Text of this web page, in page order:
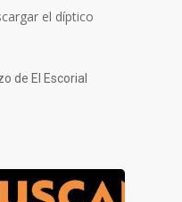
el díptico
de El Escorial